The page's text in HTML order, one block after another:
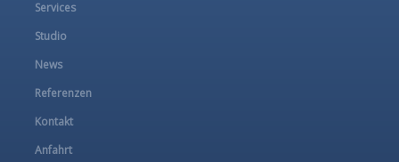
Services
Studio
News
Referenzen
Kontakt
Anfahrt